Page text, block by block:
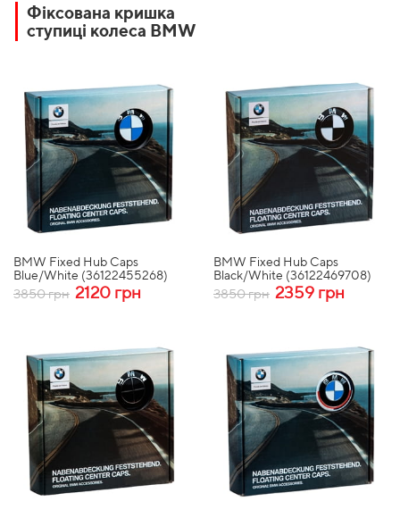
Фіксована кришка
ступиці колеса BMW
BMW Fixed Hub Caps
Blue/White (36122455268)
3850 грн 2120 грн
BMW Fixed Hub Caps
Black/White (36122469708)
3850 грн 2359 грн